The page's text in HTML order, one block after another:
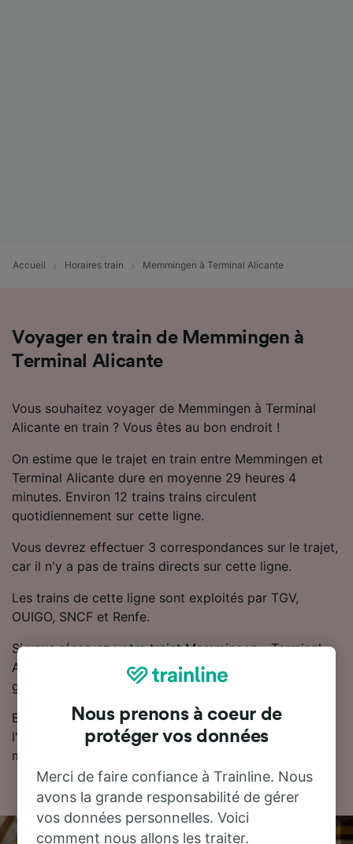
Accueil Horaires train Memmingen à Terminal Alicante
Voyager en train de Memmingen à
Terminal Alicante
Vous souhaitez voyager de Memmingen à Terminal
Alicante en train ? Vous êtes au bon endroit !
On estime que le trajet en train entre Memmingen et
Terminal Alicante dure en moyenne 29 heures 4
minutes. Environ 12 trains trains circulent
quotidiennement sur cette ligne.
Vous devrez effectuer 3 correspondances sur le trajet,
car il n'y a pas de trains directs sur cette ligne.
Les trains de cette ligne sont exploités par TGV,
OUIGO, SNCF et Renfe.
Si vous réservez votre trajet Memmingen - Terminal
Alicante à l'avance, les billets de train sont
généralement moins chers.
Essayez notre planificateur de voyage pour trouver
l'horaire, le billet et le prix qui vous conviennent le
mieux.
Nous prenons à coeur de
protéger vos données
Merci de faire confiance à Trainline. Nous
avons la grande responsabilité de gérer
vos données personnelles. Voici
comment nous allons les traiter.